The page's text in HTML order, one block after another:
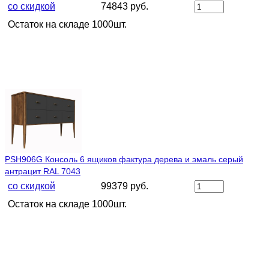
со скидкой
74843 руб.
Остаток на складе 1000шт.
PSH906G Консоль 6 ящиков фактура дерева и эмаль серый
антрацит RAL 7043
со скидкой
99379 руб.
Остаток на складе 1000шт.